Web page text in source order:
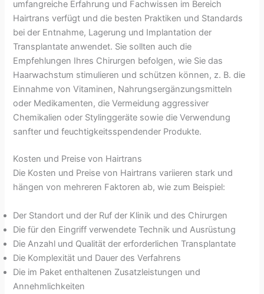
umfangreiche Erfahrung und Fachwissen im Bereich
Hairtrans verfügt und die besten Praktiken und Standards
bei der Entnahme, Lagerung und Implantation der
Transplantate anwendet. Sie sollten auch die
Empfehlungen Ihres Chirurgen befolgen, wie Sie das
Haarwachstum stimulieren und schützen können, z. B. die
Einnahme von Vitaminen, Nahrungsergänzungsmitteln
oder Medikamenten, die Vermeidung aggressiver
Chemikalien oder Stylinggeräte sowie die Verwendung
sanfter und feuchtigkeitsspendender Produkte.
Kosten und Preise von Hairtrans
Die Kosten und Preise von Hairtrans variieren stark und
hängen von mehreren Faktoren ab, wie zum Beispiel:
Der Standort und der Ruf der Klinik und des Chirurgen
Die für den Eingriff verwendete Technik und Ausrüstung
Die Anzahl und Qualität der erforderlichen Transplantate
Die Komplexität und Dauer des Verfahrens
Die im Paket enthaltenen Zusatzleistungen und
Annehmlichkeiten